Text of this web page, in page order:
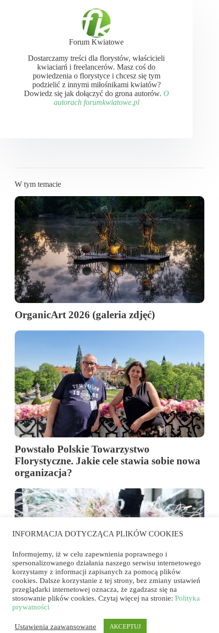
Forum Kwiatowe
Dostarczamy treści dla florystów, właścicieli
kwiaciarń i freelancerów. Masz coś do
powiedzenia o florystyce i chcesz się tym
podzielić z innymi miłośnikami kwiatów?
Dowiedz się jak dołączyć do grona autorów. O
autorach forumkwiatowe.pl
W tym temacie
OrganicArt 2026 (galeria zdjęć)
Powstało Polskie Towarzystwo
Florystyczne. Jakie cele stawia sobie nowa
organizacja?
Egzamin mistrzowski MIF 2026. Pięć
zadań, dziewięć florystycznych historii
INFORMACJA DOTYCZĄCA PLIKÓW COOKIES
Informujemy, iż w celu zapewnienia poprawnego i
spersonalizowanego działania naszego serwisu internetowego
korzystamy z informacji zapisanych za pomocą plików
cookies. Dalsze korzystanie z tej strony, bez zmiany ustawień
przeglądarki internetowej oznacza, że zgadzasz się na
stosowanie plików cookies. Czytaj więcej na stronie: Polityka
prywatności
Ustawienia zaawansowane AKCEPTUJ